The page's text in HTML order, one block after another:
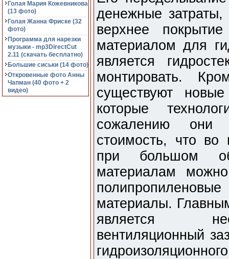
Голая Мария Кожевникова
(13 фото)
Голая Жанна Фриске (32
фото)
Программа для нарезки
музыки - mp3DirectCut
2.11 (cкачать бесплатно)
Большие сиськи (14 фото)
Откровенные фото Анны
Чапман (40 фото + 2
видео)
денежные затраты,
верхнее
материалом для
является
монтировать.
существуют
которые
сожалению они
стоимость, что во
при большом
материалам
материалы.
является
вентиляционный